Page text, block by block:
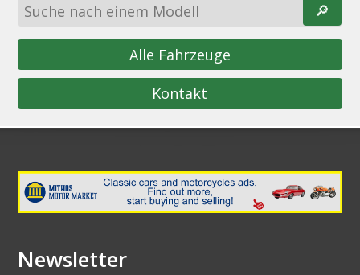
🔎︎
Alle Fahrzeuge
Kontakt
Newsletter